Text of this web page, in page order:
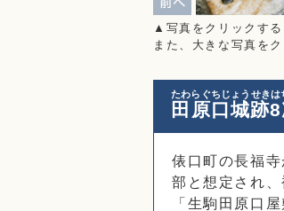
▲写真をクリックする
また、大きな写真を
田原口城跡8
たわらぐちじょうせきは
俵口町の長福
部と想定され
「生駒田原口